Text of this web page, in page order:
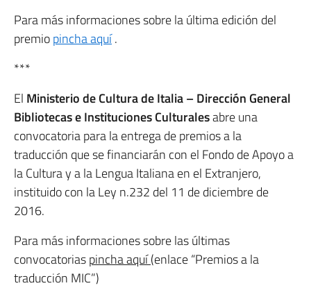
Para más informaciones sobre la última edición del
premiopincha aquí.
***
El Ministerio de Cultura de Italia – Dirección General
Bibliotecas e Instituciones Culturalesabre una
convocatoria para la entrega de premios a la
traducción que se financiarán con el Fondo de Apoyo a
la Cultura y a la Lengua Italiana en el Extranjero,
instituido con la Ley n.232 del 11 de diciembre de
2016.
Para más informaciones sobre las últimas
convocatoriaspincha aquí (enlace “Premios a la
traducción MIC”)